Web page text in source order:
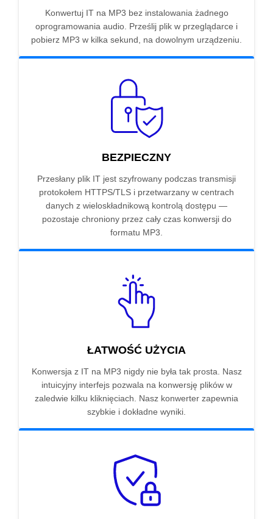
Konwertuj IT na MP3 bez instalowania żadnego
oprogramowania audio. Prześlij plik w przeglądarce i
pobierz MP3 w kilka sekund, na dowolnym urządzeniu.
BEZPIECZNY
Przesłany plik IT jest szyfrowany podczas transmisji
protokołem HTTPS/TLS i przetwarzany w centrach
danych z wieloskładnikową kontrolą dostępu —
pozostaje chroniony przez cały czas konwersji do
formatu MP3.
ŁATWOŚĆ UŻYCIA
Konwersja z IT na MP3 nigdy nie była tak prosta. Nasz
intuicyjny interfejs pozwala na konwersję plików w
zaledwie kilku kliknięciach. Nasz konwerter zapewnia
szybkie i dokładne wyniki.